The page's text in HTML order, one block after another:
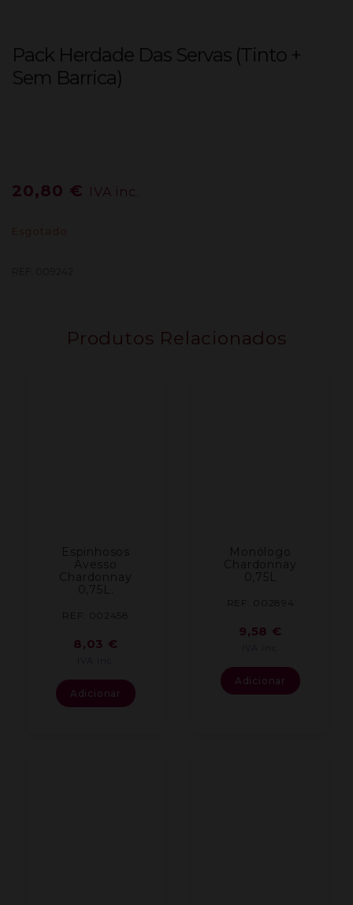
Pack Herdade Das Servas (Tinto +
Sem Barrica)
20,80 € IVA inc.
Esgotado
Produtos Relacionados
Espinhosos
Avesso
Chardonnay
0,75L.
REF: 002458
8,03 €
Adicionar
Monólogo
Chardonnay
0,75L
REF: 002894
9,58 €
Adicionar